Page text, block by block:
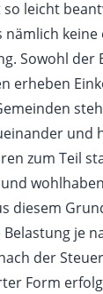
so leicht
nämlich
Sowohl der
erheben
und
zum Teil
diesem
je
der
Form